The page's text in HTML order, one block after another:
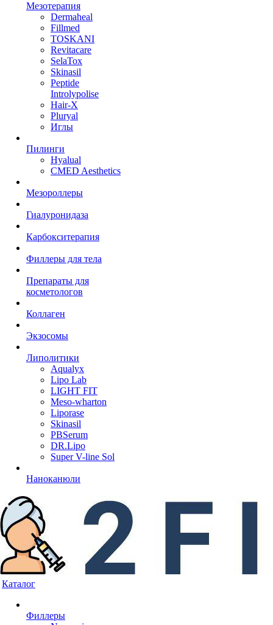
Мезотерапия
Dermaheal
Fillmed
TOSKANI
Revitacare
SelaTox
Skinasil
Peptide
Introlypolise
Hair-X
Pluryal
Иглы
Пилинги
Hyalual
CMED Aesthetics
Мезороллеры
Гиалуронидаза
Карбокситерапия
Филлеры для тела
Препараты для
косметологов
Коллаген
Экзосомы
Липолитики
Aqualyx
Lipo Lab
LIGHT FIT
Meso-wharton
Liporase
Skinasil
PBSerum
DR.Lipo
Super V-line Sol
Наноканюли
Каталог
Филлеры